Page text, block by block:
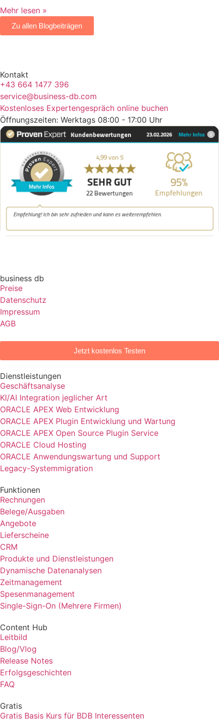
Mehr lesen »
Zu allen Blogbeiträgen
Kontakt
+43 664 1477 396
service@business-db.com
Kostenloses Expertengespräch online buchen
Öffnungszeiten: Werktags 08:00 - 17:00 Uhr
business db
Preise
Datenschutz
Impressum
AGB
Jetzt kostenlos Testen
Dienstleistungen
Geschäftsanalyse
KI/AI Integration jeglicher Art
ORACLE APEX Web Entwicklung
ORACLE APEX Plugin Entwicklung und Wartung
ORACLE APEX Open Source Plugin Service
ORACLE Cloud Hosting
ORACLE Anwendungs­wartung und Support
Legacy-Systemmigration
Funktionen
Rechnungen
Belege/Ausgaben
Angebote
Lieferscheine
CRM
Produkte und Dienstleistungen
Dynamische Datenanalysen
Zeitmanagement
Spesenmanagement
Single-Sign-On (Mehrere Firmen)
Content Hub
Leitbild
Blog/Vlog
Release Notes
Erfolgsgeschichten
FAQ
Gratis
Gratis Basis Kurs für BDB Interessenten